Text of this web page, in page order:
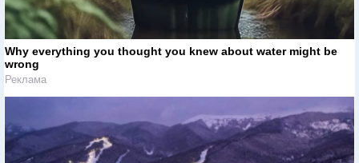
Why everything you thought you knew about water might be
wrong
Реклама